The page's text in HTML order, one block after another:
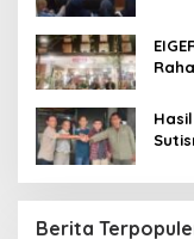
Berita